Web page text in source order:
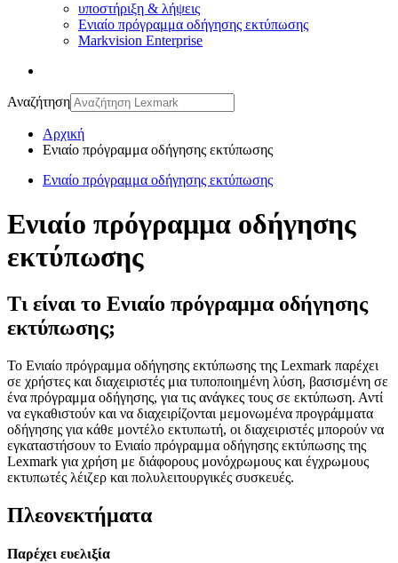
υποστήριξη & λήψεις
Ενιαίο πρόγραμμα οδήγησης εκτύπωσης
Markvision Enterprise
Αναζήτηση
Αρχική
Ενιαίο πρόγραμμα οδήγησης εκτύπωσης
Ενιαίο πρόγραμμα οδήγησης εκτύπωσης
Ενιαίο πρόγραμμα οδήγησης
εκτύπωσης
Τι είναι το Ενιαίο πρόγραμμα οδήγησης
εκτύπωσης;
Το Ενιαίο πρόγραμμα οδήγησης εκτύπωσης της Lexmark παρέχει
σε χρήστες και διαχειριστές μια τυποποιημένη λύση, βασισμένη σε
ένα πρόγραμμα οδήγησης, για τις ανάγκες τους σε εκτύπωση. Αντί
να εγκαθιστούν και να διαχειρίζονται μεμονωμένα προγράμματα
οδήγησης για κάθε μοντέλο εκτυπωτή, οι διαχειριστές μπορούν να
εγκαταστήσουν το Ενιαίο πρόγραμμα οδήγησης εκτύπωσης της
Lexmark για χρήση με διάφορους μονόχρωμους και έγχρωμους
εκτυπωτές λέιζερ και πολυλειτουργικές συσκευές.
Πλεονεκτήματα
Παρέχει ευελιξία